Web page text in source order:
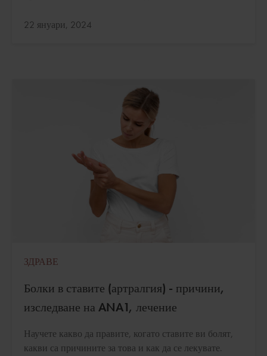
Актуализирано:
22 януари, 2024
ЗДРАВЕ
Болки в ставите (артралгия) - причини,
изследване на ANA1, лечение
Научете какво да правите, когато ставите ви болят,
какви са причините за това и как да се лекувате.